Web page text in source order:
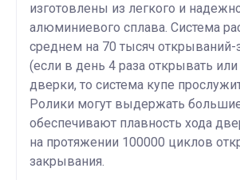
изготовлены из легкого и
алюминиевого сплава. Система
среднем на 70 тысяч
(если в день 4 раза открывать
дверки, то система купе
Ролики могут выдержать
обеспечивают плавность хода
на протяжении 100000 циклов
закрывания.